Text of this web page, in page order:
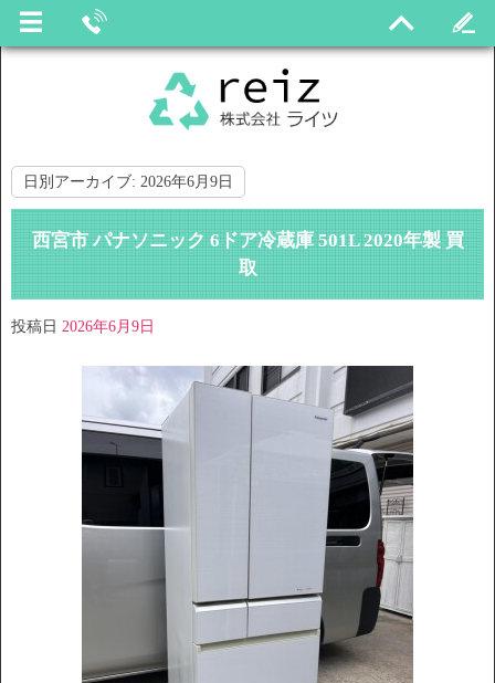
日別アーカイブ: 2026年6月9日
西宮市 パナソニック 6ドア冷蔵庫 501L 2020年製 買
取
投稿日 2026年6月9日